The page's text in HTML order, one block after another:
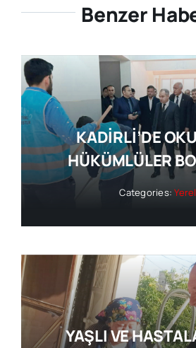
Benzer
KADİRLİ’DE
HÜKÜMLÜLER
Categories:Yerel
YAŞLI VE